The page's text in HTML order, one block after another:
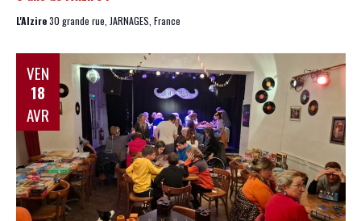
L'Alzire30 grande rue, JARNAGES, France
VEN
18
AVR